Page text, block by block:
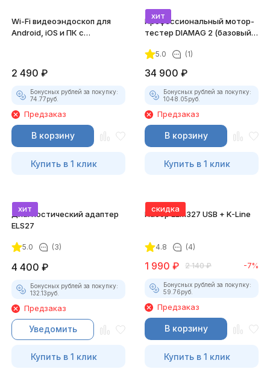
Wi-Fi видеоэндоскоп для
Android, iOS и ПК с
2 490 ₽
Бонусных рублей за покупку:
74.77руб.
Предзаказ
В корзину
Купить в 1 клик
хит
Профессиональный мотор-
тестер DIAMAG 2 (базовый
5.0 (1)
34 900 ₽
Бонусных рублей за покупку:
1048.05руб.
Предзаказ
В корзину
Купить в 1 клик
хит
Диагностический адаптер
ELS27
5.0 (3)
4 400 ₽
Бонусных рублей за покупку:
132.13руб.
Предзаказ
Уведомить
Купить в 1 клик
скидка
Набор ELM327 USB + K-Line
4.8 (4)
1 990 ₽ 2 140 ₽ -7%
Бонусных рублей за покупку:
59.76руб.
Предзаказ
В корзину
Купить в 1 клик